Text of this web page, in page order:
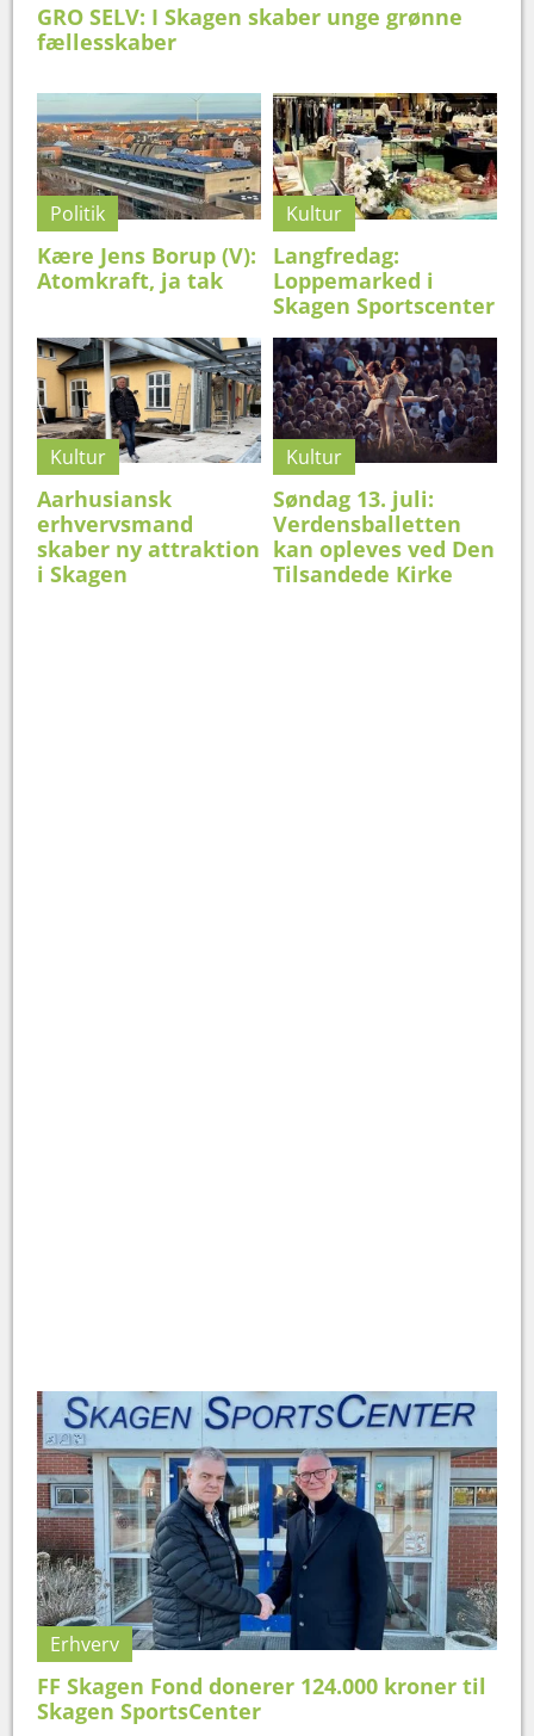
GRO SELV: I Skagen skaber unge grønne
fællesskaber
Politik
Kære Jens Borup (V):
Atomkraft, ja tak
Kultur
Langfredag:
Loppemarked i
Skagen Sportscenter
Kultur
Aarhusiansk
erhvervsmand
skaber ny attraktion
i Skagen
Kultur
Søndag 13. juli:
Verdensballetten
kan opleves ved Den
Tilsandede Kirke
Erhverv
FF Skagen Fond donerer 124.000 kroner til
Skagen SportsCenter